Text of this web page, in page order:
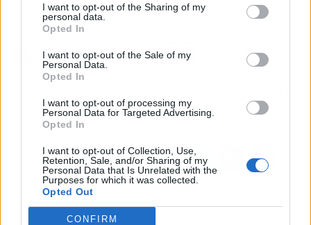
I want to opt-out of the Sharing of my
personal data.
Opted In
I want to opt-out of the Sale of my
Personal Data.
Opted In
I want to opt-out of processing my
Personal Data for Targeted Advertising.
Opted In
I want to opt-out of Collection, Use,
Retention, Sale, and/or Sharing of my
Personal Data that Is Unrelated with the
Purposes for which it was collected.
Opted Out
CONFIRM
Artículo anterior
Tarjetas revolving,
tarjetas abusivas,
créditos revolving y
son estos productos?
Teleconductos eleva la